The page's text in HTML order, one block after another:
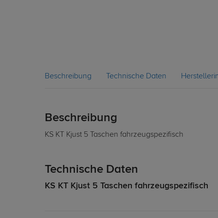
Beschreibung Technische Daten
Beschreibung
KS KT Kjust 5 Taschen fahrzeugspezifisch
Technische Daten
KS KT Kjust 5 Taschen fahrzeugspezifisch